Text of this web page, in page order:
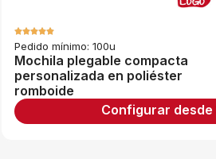
Pedido mínimo: 100u
Mochila plegable compacta
personalizada en poliéster
romboide
Configurar desde